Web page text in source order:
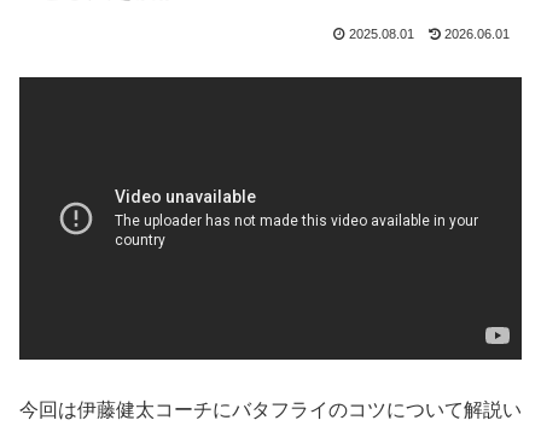
2025.08.01 2026.06.01
今回は伊藤健太コーチにバタフライのコツについて解説い